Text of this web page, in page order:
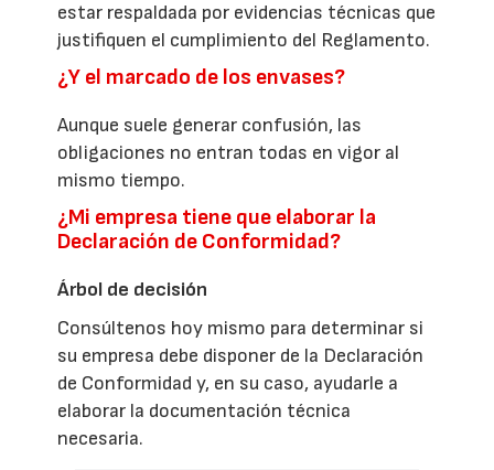
estar respaldada por evidencias técnicas que
justifiquen el cumplimiento del Reglamento.
¿Y el marcado de los envases?
Aunque suele generar confusión, las
obligaciones no entran todas en vigor al
mismo tiempo.
¿Mi empresa tiene que elaborar la
Declaración de Conformidad?
Árbol de decisión
Consúltenos hoy mismo para determinar si
su empresa debe disponer de la Declaración
de Conformidad y, en su caso, ayudarle a
elaborar la documentación técnica
necesaria.